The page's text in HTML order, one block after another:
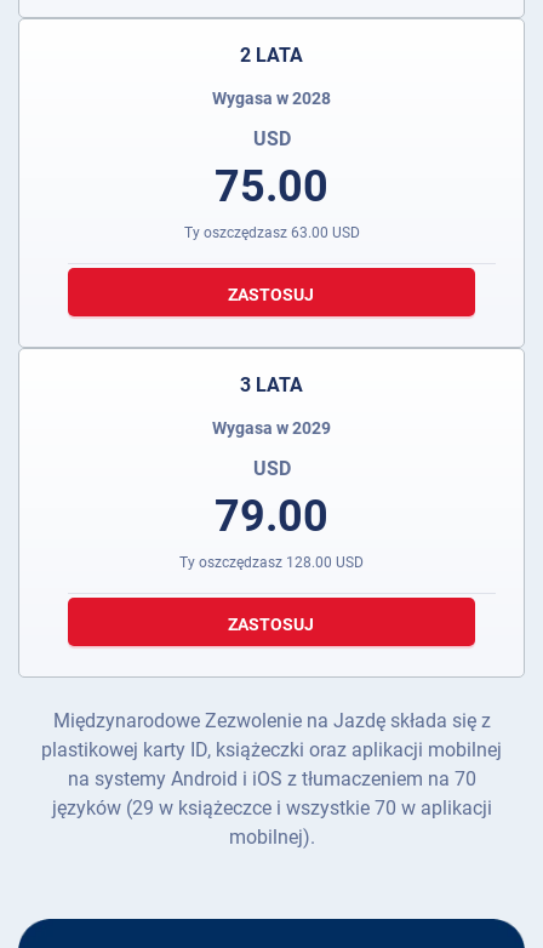
2 LATA
Wygasa w 2028
USD
75.00
Ty oszczędzasz 63.00 USD
ZASTOSUJ
3 LATA
Wygasa w 2029
USD
79.00
Ty oszczędzasz 128.00 USD
ZASTOSUJ
Międzynarodowe Zezwolenie na Jazdę składa się z
plastikowej karty ID, książeczki oraz aplikacji mobilnej
na systemy Android i iOS z tłumaczeniem na 70
języków (29 w książeczce i wszystkie 70 w aplikacji
mobilnej).